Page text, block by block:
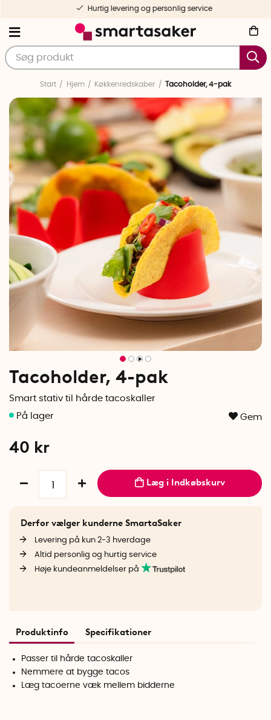
Hurtig levering og personlig service
Start Hjem Køkkenredskaber Tacoholder, 4-pak
Tacoholder, 4-pak
Smart stativ til hårde tacoskaller
Gem
40 kr
Læg i Indkøbskurv
Derfor vælger kunderne SmartaSaker
Levering på kun 2-3 hverdage
Altid personlig og hurtig service
Høje kundeanmeldelser på
Produktinfo Specifikationer
Passer til hårde tacoskaller
Nemmere at bygge tacos
Læg tacoerne væk mellem bidderne